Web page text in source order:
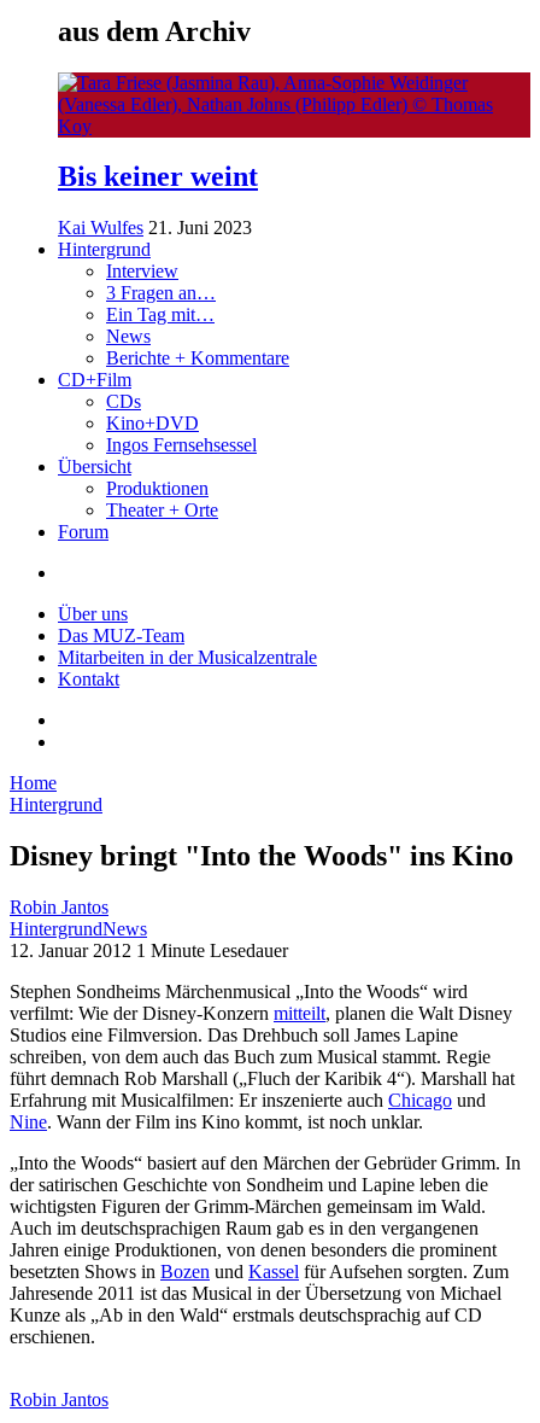
aus dem Archiv
Bis keiner weint
Kai Wulfes 21. Juni 2023
Hintergrund
Interview
3 Fragen an…
Ein Tag mit…
News
Berichte + Kommentare
CD+Film
CDs
Kino+DVD
Ingos Fernsehsessel
Übersicht
Produktionen
Theater + Orte
Forum
Über uns
Das MUZ-Team
Mitarbeiten in der Musicalzentrale
Kontakt
Home
Hintergrund
Disney bringt "Into the Woods" ins Kino
Robin Jantos
HintergrundNews
12. Januar 2012 1 Minute Lesedauer
Stephen Sondheims Märchenmusical „Into the Woods“ wird
verfilmt: Wie der Disney-Konzern mitteilt, planen die Walt Disney
Studios eine Filmversion. Das Drehbuch soll James Lapine
schreiben, von dem auch das Buch zum Musical stammt. Regie
führt demnach Rob Marshall („Fluch der Karibik 4“). Marshall hat
Erfahrung mit Musicalfilmen: Er inszenierte auch Chicago und
Nine. Wann der Film ins Kino kommt, ist noch unklar.
„Into the Woods“ basiert auf den Märchen der Gebrüder Grimm. In
der satirischen Geschichte von Sondheim und Lapine leben die
wichtigsten Figuren der Grimm-Märchen gemeinsam im Wald.
Auch im deutschsprachigen Raum gab es in den vergangenen
Jahren einige Produktionen, von denen besonders die prominent
besetzten Shows in Bozen und Kassel für Aufsehen sorgten. Zum
Jahresende 2011 ist das Musical in der Übersetzung von Michael
Kunze als „Ab in den Wald“ erstmals deutschsprachig auf CD
erschienen.
Robin Jantos